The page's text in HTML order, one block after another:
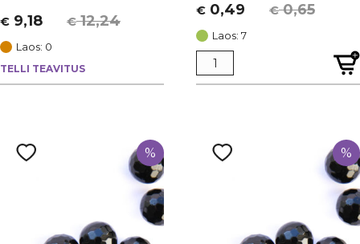
€12,24
Algne
hind
oli:
€ 12,24.
€ 9,18
Current
price
is:
€ 9,18.
Laos: 0
TELLI TEAVITUS
€0,65
Algne
hind
oli:
€ 0,65.
€ 0,49
Current
price
is:
€ 0,49.
Laos: 7
% %